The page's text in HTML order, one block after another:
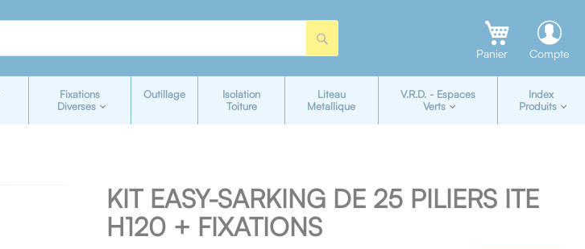
Compte
Panier
Fixations
Diverses
Outillage
Isolation
Toiture
Liteau
Metallique
V.R.D. - Espaces
Verts
Index
Produits
KIT EASY-SARKING DE 25 PILIERS ITE
H120 + FIXATIONS